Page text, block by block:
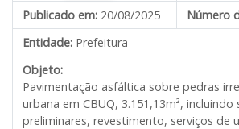
Publicado em: 20/08/2025
Número
Entidade: Prefeitura
Objeto:
Pavimentação asfáltica sobre pedras
urbana em CBUQ, 3.151,13m², incluindo
preliminares, revestimento, serviços de